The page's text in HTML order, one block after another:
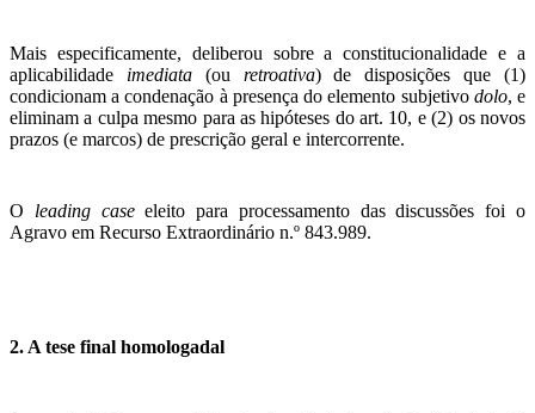
Mais especificamente, deliberou sobre a constitucionalidade e a
aplicabilidade imediata (ou retroativa)
de disposições que (1)
condicionam a condenação à presença do elemento subjetivo dolo, e
eliminam a culpa mesmo para as hipóteses do art. 10, e (2) os novos
prazos (e marcos) de prescrição geral e intercorrente.
O leading caseeleito para processamento das discussões foi o
Agravo em Recurso Extraordinário n.º 843.989.
2. A tese final homologadal